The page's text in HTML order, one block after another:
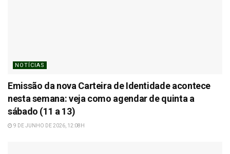
NOTÍCIAS
Emissão da nova Carteira de Identidade acontece
nesta semana: veja como agendar de quinta a
sábado (11 a 13)
9 DE JUNHO DE 2026, 12:08H